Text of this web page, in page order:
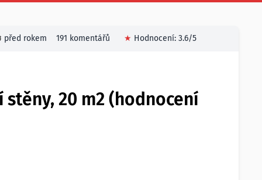
před rokem 191 komentářů ★ Hodnocení: 3.6/5
20 m2 (hodnocení